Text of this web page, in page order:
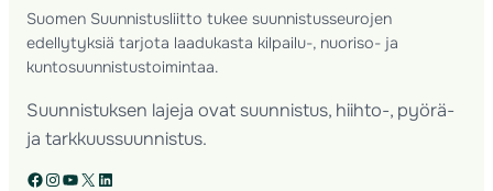
Suomen Suunnistusliitto tukee suunnistusseurojen
edellytyksiä tarjota laadukasta kilpailu-, nuoriso- ja
kuntosuunnistustoimintaa.
Suunnistuksen lajeja ovat suunnistus, hiihto-, pyörä-
ja tarkkuussuunnistus.
Facebook Instagram YouTube X LinkedIn